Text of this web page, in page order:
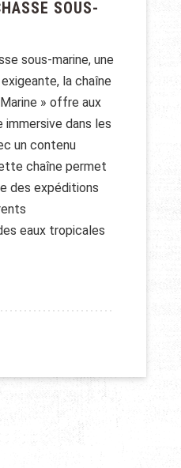
SOUS-
sous-marine, une
la chaîne
» offre aux
immersive dans les
un contenu
chaîne permet
des expéditions
eaux tropicales
CHASSE SOUS-MARINE